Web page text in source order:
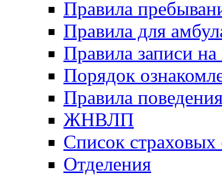
Правила
Правила для
Правила записи
Порядок
Правила
ЖНВЛП
Список страховых
Отделения